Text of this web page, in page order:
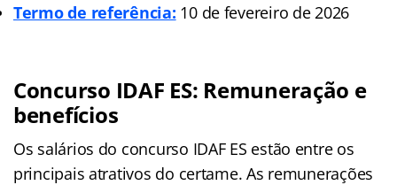
Termo de referência: 10 de fevereiro de 2026
Concurso IDAF ES: Remuneração e
benefícios
Os salários do concurso IDAF ES estão entre os
principais atrativos do certame. As remunerações